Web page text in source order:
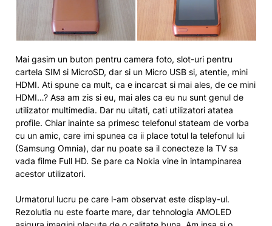
Mai gasim un buton pentru camera foto, slot-uri pentru
cartela SIM si MicroSD, dar si un Micro USB si, atentie, mini
HDMI. Ati spune ca mult, ca e incarcat si mai ales, de ce mini
HDMI…? Asa am zis si eu, mai ales ca eu nu sunt genul de
utilizator multimedia. Dar nu uitati, cati utilizatori atatea
profile. Chiar inainte sa primesc telefonul stateam de vorba
cu un amic, care imi spunea ca ii place totul la telefonul lui
(Samsung Omnia), dar nu poate sa il conecteze la TV sa
vada filme Full HD. Se pare ca Nokia vine in intampinarea
acestor utilizatori.
Urmatorul lucru pe care l-am observat este display-ul.
Rezolutia nu este foarte mare, dar tehnologia AMOLED